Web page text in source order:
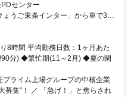
センター
うご東条インター」から車で3分/
区や北区、三田市、三木市、西
れている方がおります
8時間 平均勤務日数：1ヶ月あた
90分) ◆繁忙期(11～2月) ◆夏の閑
ライム上場グループの中核企業
募集”！ ／ 「急げ！」と焦らされ